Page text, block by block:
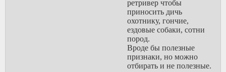
ретривер чтобы
приносить дичь
охотнику, гончие,
ездовые собаки, сотни
пород.
Вроде бы полезные
признаки, но можно
отбирать и не полезные.